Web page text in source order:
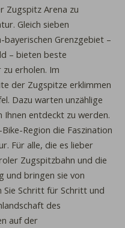
Zugspitz Arena zu
Gleich sieben
Grenzgebiet –
– bieten beste
zu erholen. Im
der Zugspitze erklimmen
Dazu warten unzählige
entdeckt zu werden.
Region die Faszination
Für alle, die es lieber
Zugspitzbahn und die
und bringen sie von
Sie Schritt für Schritt und
des
auf der